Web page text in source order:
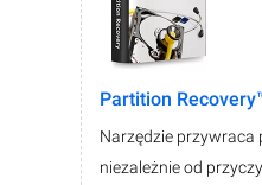
Partition
Narzędzie przywraca
niezależnie od